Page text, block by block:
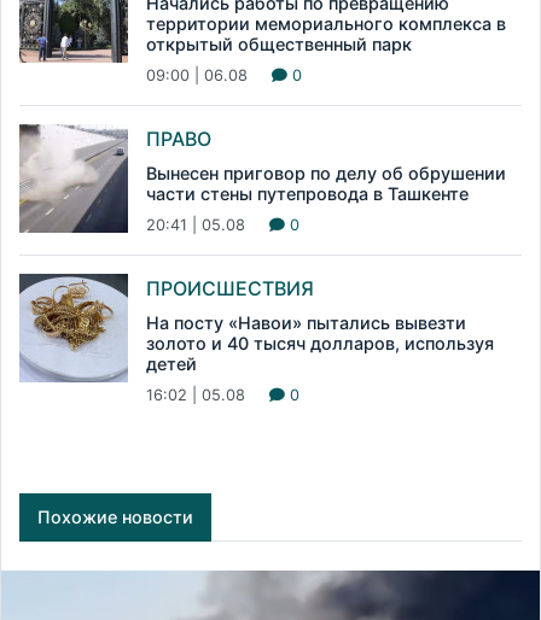
территории мемориального комплекса в
открытый общественный парк
09:00 | 06.08 0
ПРАВО
Вынесен приговор по делу об обрушении
части стены путепровода в Ташкенте
20:41 | 05.08 0
ПРОИСШЕСТВИЯ
На посту «Навои» пытались вывезти
золото и 40 тысяч долларов, используя
детей
16:02 | 05.08 0
Похожие новости